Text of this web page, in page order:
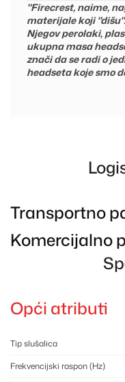
"Firecrest, naime,
materijale koji "dišu".
Njegov perolaki,
ukupna masa
znači da se radi o
headseta koje smo
Transportno
Komercijalno
Opći atributi
Tip slušalica
Frekvencijski raspon (Hz)